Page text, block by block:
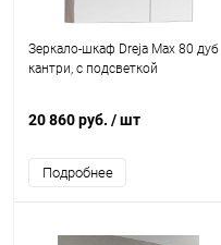
Зеркало-шкаф Dreja Max 80 дуб
кантри, с подсветкой
20 860 руб. / шт
Подробнее